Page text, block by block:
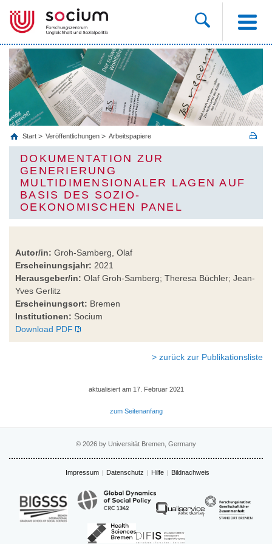
Start Veröffentlichungen Arbeitspapiere
DOKUMENTATION ZUR
GENERIERUNG
MULTIDIMENSIONALER LAGEN AUF
BASIS DES SOZIO-
OEKONOMISCHEN PANEL
Autor/in: Groh-Samberg, Olaf
Erscheinungsjahr: 2021
Herausgeber/in: Olaf Groh-Samberg; Theresa Büchler; Jean-
Yves Gerlitz
Erscheinungsort: Bremen
Institutionen: Socium
Download PDF
> zurück zur Publikationsliste
aktualisiert am 17. Februar 2021
zum Seitenanfang
© 2026 by Universität Bremen, Germany
Impressum Datenschutz Hilfe Bildnachweis